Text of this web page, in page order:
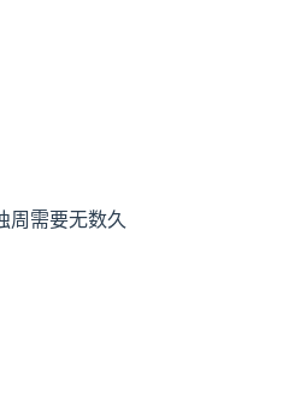
周需要无数久